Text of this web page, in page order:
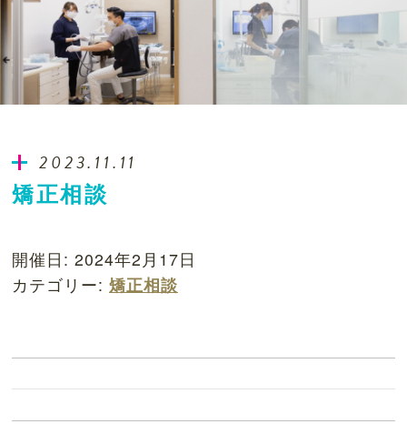
2023.11.11
矯正相談
開催日: 2024年2月17日
カテゴリー:矯正相談